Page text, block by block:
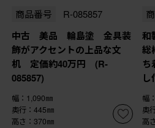
商品番号 R-085857
中古 美品 輪島塗 金具装
飾がアクセントの上品な文
机 定価約40万円 (R-
085857)
幅：1,090㎜
奥行：445㎜
高さ：370㎜
和
総
ち
幅
奥
高